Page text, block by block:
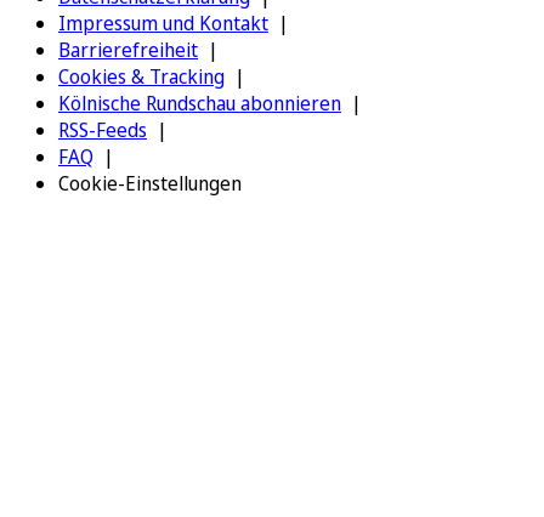
Impressum und Kontakt
Barrierefreiheit
Cookies & Tracking
Kölnische Rundschau abonnieren
RSS-Feeds
FAQ
Cookie-Einstellungen